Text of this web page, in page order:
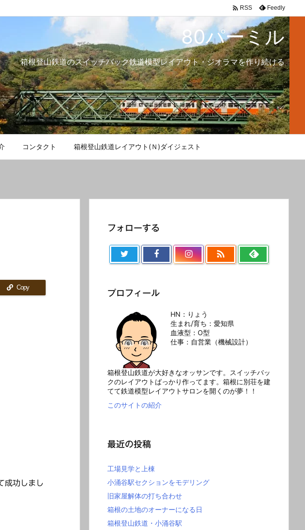
80パーミル
箱根登山鉄道のスイッチバック鉄道模型レイアウト・ジオラマを作り続ける
コンタクト 箱根登山鉄道レイアウト(Ｎ)ダイジェスト
 RSS Feedly
Copy
成功しまし
フォローする

プロフィール
HN：りょう
生まれ/育ち：愛知県
血液型：O型
仕事：自営業（機械設計）
箱根登山鉄道が大好きなオッサンです。スイッチバッ
クのレイアウトばっかり作ってます。箱根に別荘を建
てて鉄道模型レイアウトサロンを開くのが夢！！
このサイトの紹介
最近の投稿
工場見学と上棟
小涌谷駅セクションをモデリング
旧家屋解体の打ち合わせ
箱根の土地のオーナーになる日
箱根登山鉄道・小涌谷駅